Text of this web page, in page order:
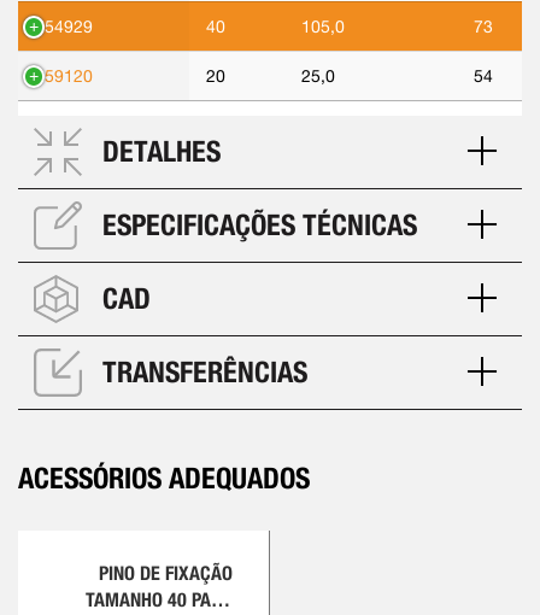
554929 40 105,0 73
559120 20 25,0 54
DETALHES
ESPECIFICAÇÕES TÉCNICAS
CAD
TRANSFERÊNCIAS
ACESSÓRIOS ADEQUADOS
PINO DE FIXAÇÃO
TAMANHO 40 PARA